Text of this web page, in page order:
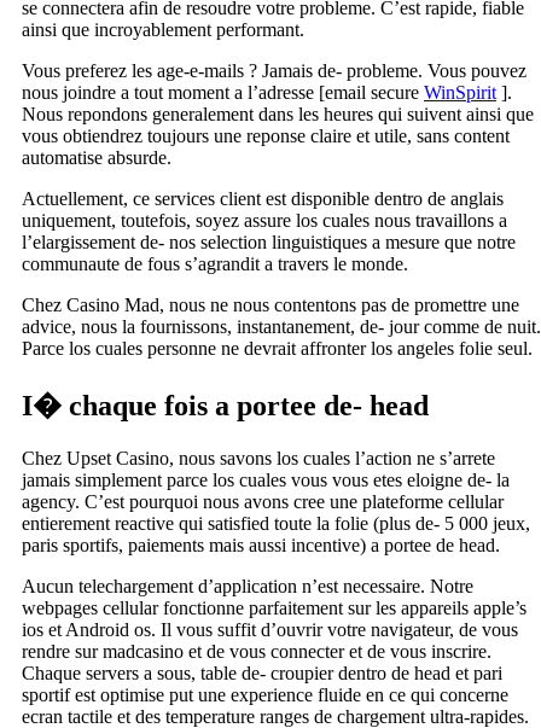
se connectera afin de resoudre votre probleme. C’est rapide, fiable
ainsi que incroyablement performant.
Vous preferez les age-e-mails ? Jamais de- probleme. Vous pouvez
nous joindre a tout moment a l’adresse [email secure WinSpirit ].
Nous repondons generalement dans les heures qui suivent ainsi que
vous obtiendrez toujours une reponse claire et utile, sans content
automatise absurde.
Actuellement, ce services client est disponible dentro de anglais
uniquement, toutefois, soyez assure los cuales nous travaillons a
l’elargissement de- nos selection linguistiques a mesure que notre
communaute de fous s’agrandit a travers le monde.
Chez Casino Mad, nous ne nous contentons pas de promettre une
advice, nous la fournissons, instantanement, de- jour comme de nuit.
Parce los cuales personne ne devrait affronter los angeles folie seul.
I� chaque fois a portee de- head
Chez Upset Casino, nous savons los cuales l’action ne s’arrete
jamais simplement parce los cuales vous vous etes eloigne de- la
agency. C’est pourquoi nous avons cree une plateforme cellular
entierement reactive qui satisfied toute la folie (plus de- 5 000 jeux,
paris sportifs, paiements mais aussi incentive) a portee de head.
Aucun telechargement d’application n’est necessaire. Notre
webpages cellular fonctionne parfaitement sur les appareils apple’s
ios et Android os. Il vous suffit d’ouvrir votre navigateur, de vous
rendre sur madcasino et de vous connecter et de vous inscrire.
Chaque servers a sous, table de- croupier dentro de head et pari
sportif est optimise put une experience fluide en ce qui concerne
ecran tactile et des temperature ranges de chargement ultra-rapides.